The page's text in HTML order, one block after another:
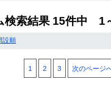
検索結果 15件中 1
設順
1 2 3 次のページ